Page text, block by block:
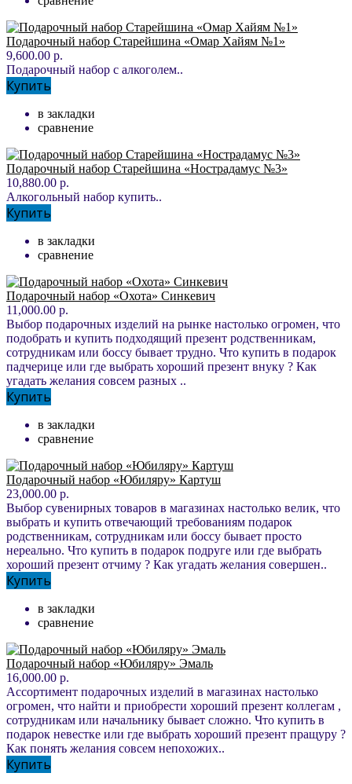
Подарочный набор Старейшина «Омар Хайям №1»
9,600.00 р.
Подарочный набор с алкоголем..
Купить
в закладки
сравнение
Подарочный набор Старейшина «Нострадамус №3»
10,880.00 р.
Алкогольный набор купить..
Купить
в закладки
сравнение
Подарочный набор «Охота» Синкевич
11,000.00 р.
Выбор подарочных изделий на рынке настолько огромен, что
подобрать и купить подходящий презент родственникам,
сотрудникам или боссу бывает трудно. Что купить в подарок
падчерице или где выбрать хороший презент внуку ? Как
угадать желания совсем разных ..
Купить
в закладки
сравнение
Подарочный набор «Юбиляру» Картуш
23,000.00 р.
Выбор сувенирных товаров в магазинах настолько велик, что
выбрать и купить отвечающий требованиям подарок
родственникам, сотрудникам или боссу бывает просто
нереально. Что купить в подарок подруге или где выбрать
хороший презент отчиму ? Как угадать желания совершен..
Купить
в закладки
сравнение
Подарочный набор «Юбиляру» Эмаль
16,000.00 р.
Ассортимент подарочных изделий в магазинах настолько
огромен, что найти и приобрести хороший презент коллегам ,
сотрудникам или начальнику бывает сложно. Что купить в
подарок невестке или где выбрать хороший презент пращуру ?
Как понять желания совсем непохожих..
Купить